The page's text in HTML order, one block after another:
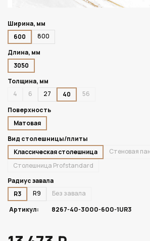
Ширина, мм
600
800
Длина, мм
3050
Толщина, мм
4
6 27 40
56
Поверхность
Матовая
Вид столешницы/плиты
Классическая столешница
Стеновая
Столешница Profstandard
Радиус завала
R3
R9
Без завала
Артикул:
8267-40-3000-600-1UR3